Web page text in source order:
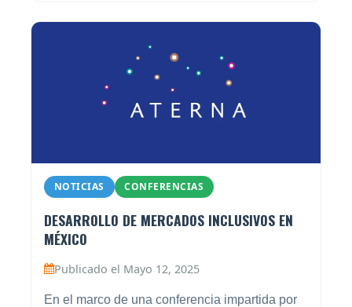
NOTICIAS CONFERENCIAS
DESARROLLO DE MERCADOS INCLUSIVOS EN
MÉXICO
Publicado el Mayo 12, 2025
En el marco de una conferencia impartida por